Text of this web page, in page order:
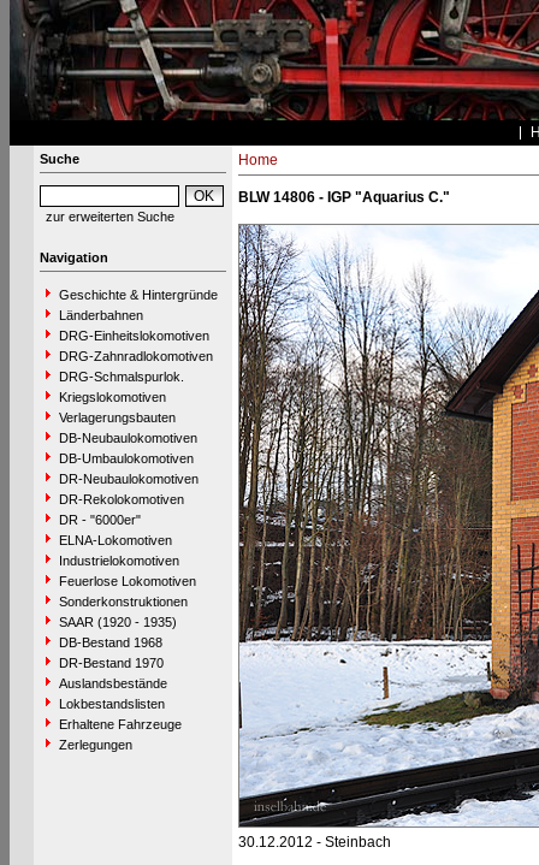
Suche
zur erweiterten Suche
Navigation
Geschichte & Hintergründe
Länderbahnen
DRG-Einheitslokomotiven
DRG-Zahnradlokomotiven
DRG-Schmalspurlok.
Kriegslokomotiven
Verlagerungsbauten
DB-Neubaulokomotiven
DB-Umbaulokomotiven
DR-Neubaulokomotiven
DR-Rekolokomotiven
DR - "6000er"
ELNA-Lokomotiven
Industrielokomotiven
Feuerlose Lokomotiven
Sonderkonstruktionen
SAAR (1920 - 1935)
DB-Bestand 1968
DR-Bestand 1970
Auslandsbestände
Lokbestandslisten
Erhaltene Fahrzeuge
Zerlegungen
Home
BLW 14806 - IGP "Aquarius C."
30.12.2012 - Steinbach